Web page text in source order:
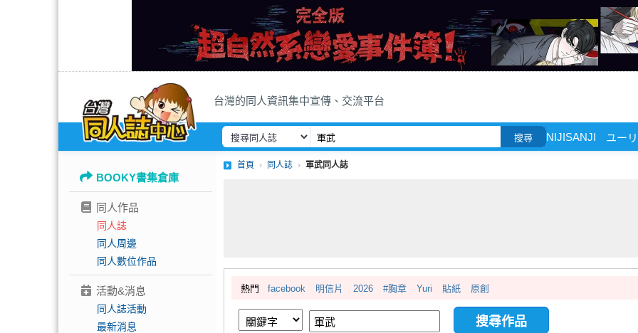
台灣的同人資訊集中宣傳、交流平台
搜尋 NIJISANJI ユー
BOOKY書集倉庫
同人作品
同人誌
同人周邊
同人數位作品
活動&消息
同人誌活動
最新消息
首頁 同人誌 軍武同人誌
熱門 facebook 明信片 2026 #胸章 Yuri 貼紙 原創